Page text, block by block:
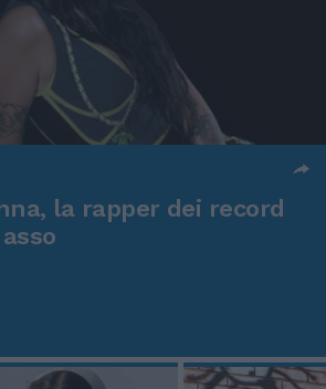
la rapper dei record